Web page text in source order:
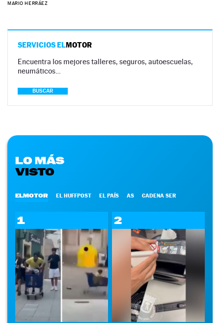
MARIO HERRÁEZ
SERVICIOS ELMOTOR
Encuentra los mejores talleres, seguros, autoescuelas,
neumáticos…
BUSCAR
LO MÁS
VISTO
ELMOTOR EL HUFFPOST EL PAÍS AS CADENA SER
1 2